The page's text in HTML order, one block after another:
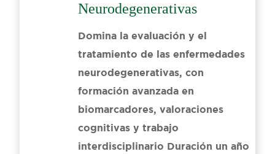
Neurodegenerativas
Domina la evaluación y el
tratamiento de las enfermedades
neurodegenerativas, con
formación avanzada en
biomarcadores, valoraciones
cognitivas y trabajo
interdisciplinario Duración un año